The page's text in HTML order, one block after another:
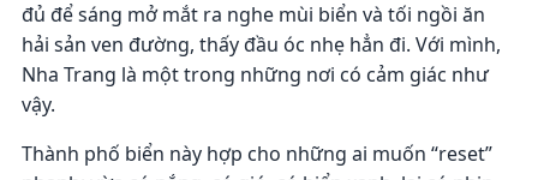
đủ để sáng mở mắt ra nghe mùi biển và tối ngồi ăn
hải sản ven đường, thấy đầu óc nhẹ hẳn đi. Với mình,
Nha Trang là một trong những nơi có cảm giác như
vậy.
Thành phố biển này hợp cho những ai muốn “reset”